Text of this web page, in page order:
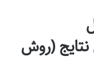
نتایج (روش